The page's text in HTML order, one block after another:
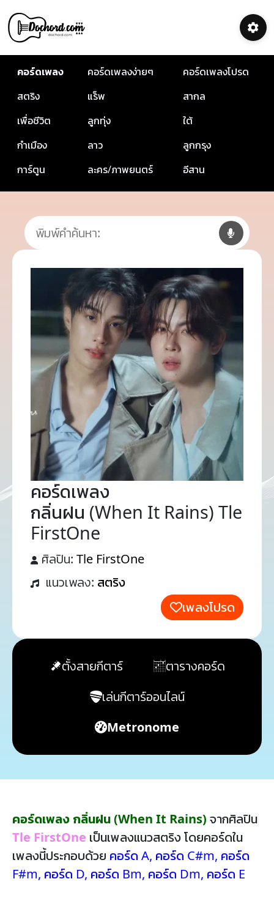
คอร์ดเพลง คอร์ดเพลงง่ายๆ
คอร์ดเพลงโปรด
สตริง
แร็พ
สากล
เพื่อชีวิต
ลูกทุ่ง
ใต้
กำเมือง
ลาว
ลูกกรุง
การ์ตูน
ละคร/ภาพยนตร์ อีสาน
คอร์ดเพลง
กลิ่นฝน (When It Rains) Tle
FirstOne
ศิลปิน: Tle FirstOne
แนวเพลง: สตริง
เพลงโปรด
ตั้งสายกีตาร์
ตารางคอร์ด
เล่นกีตาร์ออนไลน์
Metronome
คอร์ดเพลง กลิ่นฝน (When It Rains) จากศิลปิน
Tle FirstOne เป็นเพลงแนวสตริง โดยคอร์ดใน
เพลงนี้ประกอบด้วย คอร์ด A, คอร์ด C#m, คอร์ด
F#m, คอร์ด D, คอร์ด Bm, คอร์ด Dm, คอร์ด E